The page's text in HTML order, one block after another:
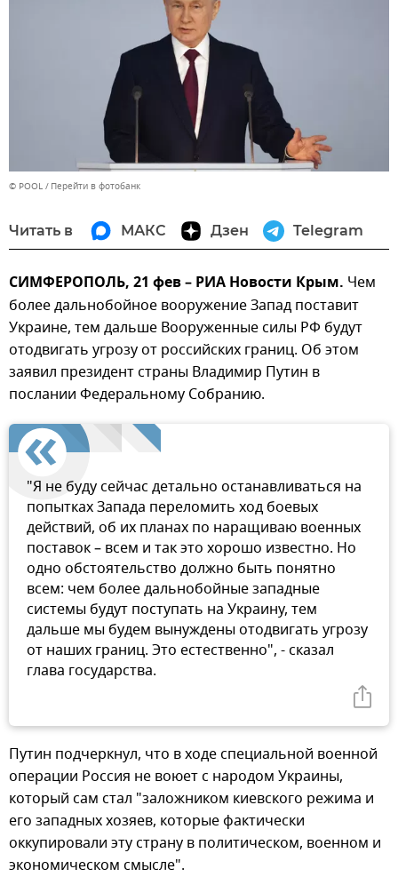
© POOL Перейти в фотобанк
Читать в МАКС Дзен Telegram
СИМФЕРОПОЛЬ, 21 фев – РИА Новости Крым. Чем
более дальнобойное вооружение Запад поставит
Украине, тем дальше Вооруженные силы РФ будут
отодвигать угрозу от российских границ. Об этом
заявил президент страны Владимир Путин в
послании Федеральному Собранию.
"Я не буду сейчас детально останавливаться на
попытках Запада переломить ход боевых
действий, об их планах по наращиваю военных
поставок – всем и так это хорошо известно. Но
одно обстоятельство должно быть понятно
всем: чем более дальнобойные западные
системы будут поступать на Украину, тем
дальше мы будем вынуждены отодвигать угрозу
от наших границ. Это естественно", - сказал
глава государства.
Путин подчеркнул, что в ходе специальной военной
операции Россия не воюет с народом Украины,
который сам стал "заложником киевского режима и
его западных хозяев, которые фактически
оккупировали эту страну в политическом, военном и
экономическом смысле".